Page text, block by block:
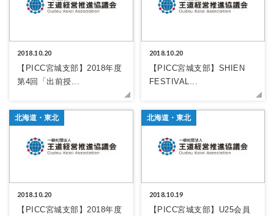
2018.10.20
【PICC宮城支部】2018年度
第4回「出前授...
2018.10.20
【PICC宮城支部】SHIEN
FESTIVAL...
北海道・東北
2018.10.20
【PICC宮城支部】2018年度
北海道・東北
2018.10.19
【PICC宮城支部】U25会員